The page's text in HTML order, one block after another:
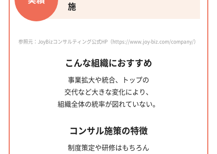
施
参照元：JoyBizコンサルティング公式HP（https://www.joy-biz.com/company/）
こんな組織におすすめ
事業拡大や統合、トップの
交代など大きな変化により、
組織全体の統率が図れていない。
コンサル施策の特徴
制度策定や研修はもちろん